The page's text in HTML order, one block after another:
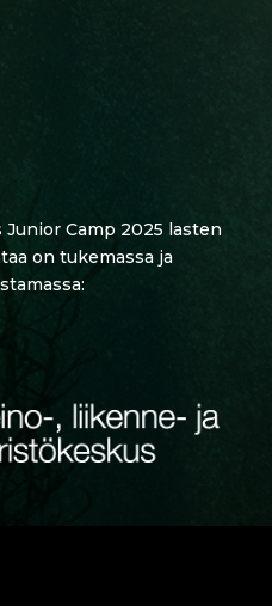
Camp 2025 lasten
on tukemassa ja